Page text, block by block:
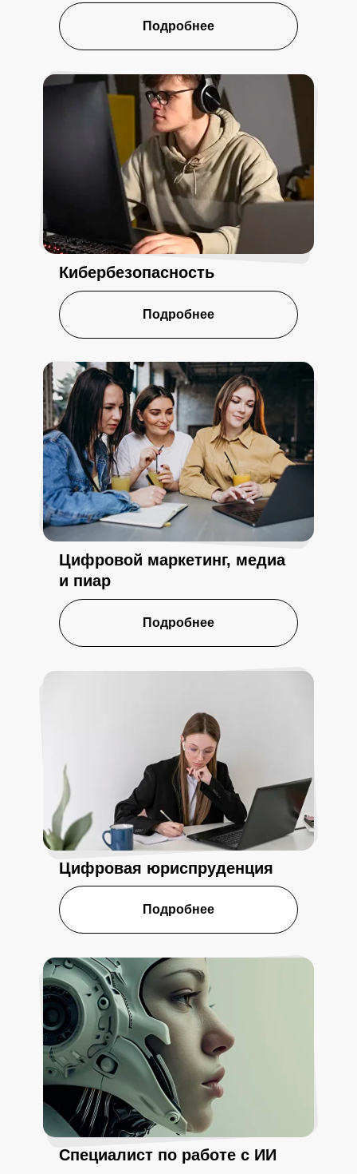
Подробнее
Подробнее
Кибербезопасность
Цифровой маркетинг, медиа
и пиар
Подробнее
Цифровая юриспруденция
Подробнее
Специалист по работе с ИИ